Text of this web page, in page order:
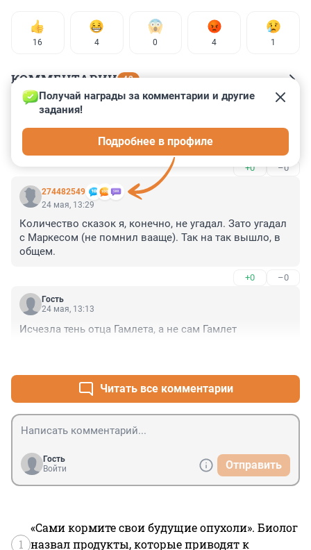
16 4 0 4 1
КОММЕНТАРИИ 42
Гость
Я читаю не про это.
+0 –0
274482549
Получай награды за комментарии и другие
задания!
Подробнее в профиле
24 мая, 13:29
Количество сказок я, конечно, не угадал. Зато угадал
с Маркесом (не помнил вааще). Так на так вышло, в
общем.
+0 –0
Гость
24 мая, 13:13
Исчезла тень отца Гамлета, а не сам Гамлет
Читать все комментарии
Гость
Войти
Отправить
1
«Сами кормите свои будущие опухоли». Биолог
назвал продукты, которые приводят к